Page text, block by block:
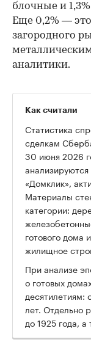
блочные и
Еще 0,2% —
загородного
аналитики.
Как считали
Статистика
сделкам
30 июня 2026
«Домклик»,
Материалы
категории:
готового дома
жилищное
При анализе
о готовых
десятилетиям:
лет. Отдельно
до 1925 года,